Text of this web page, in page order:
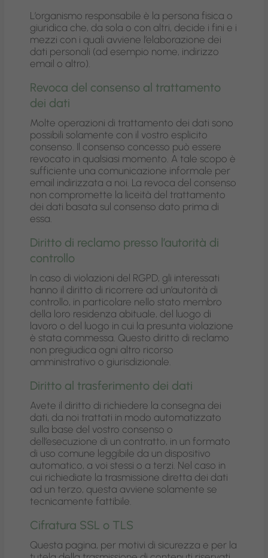
L’organismo responsabile è la persona fisica o
giuridica che, da sola o con altri, decide i fini e i
mezzi con i quali avviene l’elaborazione dei
dati personali (ad esempio nome, indirizzo
email o altro).
Revoca del consenso al trattamento
dei dati
Molte operazioni di trattamento dei dati sono
possibili solamente con il vostro esplicito
consenso. Il consenso concesso può essere
revocato in qualsiasi momento. A tale scopo è
sufficiente una comunicazione informale per
email indirizzata a noi. La revoca del consenso
non compromette la liceità del trattamento
dei dati basata sul consenso dato prima di
essa.
Diritto di reclamo presso l’autorità di
controllo
In caso di violazioni del RGPD, gli interessati
hanno il diritto di ricorrere ad un’autorità di
controllo, in particolare nello stato membro
della loro residenza abituale, del luogo di
lavoro o del luogo in cui la presunta violazione
è stata commessa. Questo diritto di reclamo
non pregiudica ogni altro ricorso
amministrativo o giurisdizionale.
Diritto al trasferimento dei dati
Avete il diritto di richiedere la consegna dei
dati, da noi trattati in modo automatizzato
sulla base del vostro consenso o
dell’esecuzione di un contratto, in un formato
di uso comune leggibile da un dispositivo
automatico, a voi stessi o a terzi. Nel caso in
cui richiediate la trasmissione diretta dei dati
ad un terzo, questa avviene solamente se
tecnicamente fattibile.
Cifratura SSL o TLS
Questa pagina, per motivi di sicurezza e per la